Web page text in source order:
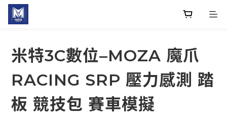
米特3C數位–MOZA 魔爪
RACING SRP 壓力感測 踏
板 競技包 賽車模擬